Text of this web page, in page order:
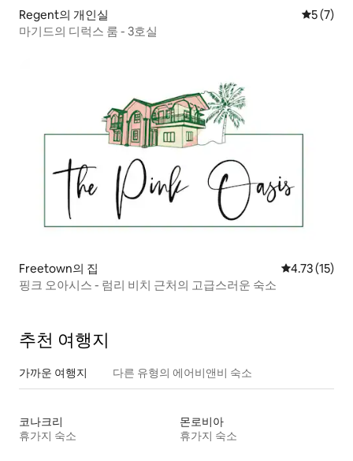
Regent의 개인실 평점 5점
5 (7)
마기드의 디럭스 룸 - 3호실
Freetown의 집 평점 4.73점
4.73 (15)
핑크 오아시스 - 럼리 비치 근처의 고급스러운 숙소
추천 여행지
가까운 여행지 다른 유형의 에어비앤비 숙소
코나크리
휴가지 숙소
몬로비아
휴가지 숙소